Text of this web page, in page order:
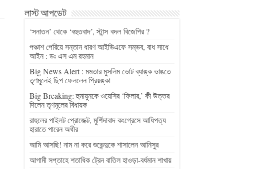
লাস্ট আপডেট
‘সনাতন’ থেকে ‘বহুতবাদ’, স্টান্স বদল বিজেপির ?
পঞ্চাশ পেরিয়ে সন্তান ধারণ আইভিএফে সম্ভব, বাধ সাধে
আইন : ডঃ এস এম রহমান
Big News Alert : মমতার মুসলিম ভোট ব্যাঙ্ক ভাঙতে
তৃণমূলেই ছিপ ফেললেন প্রিয়ঙ্কা
Big Breaking: হুমায়ুনকে ওয়েসির ‘ফিলার,’ কী উত্তর
দিলেন তৃণমূলের বিধায়ক
রাহুলের পাইলট প্রোজেক্ট, মুর্শিদাবাদ কংগ্রেসে আধিপত্য
হারাতে পারেন অধীর
আমি আসছি! নাম না করে শুভেন্দুকে শাসালেন আনিসুর
আগামী সপ্তাহে শতাধিক ট্রেন বাতিল হাওড়া-বর্ধমান শাখায়